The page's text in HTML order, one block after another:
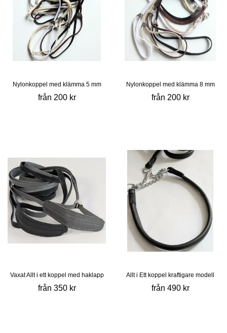
Nylonkoppel med klämma 5 mm
från 200 kr
Nylonkoppel med klämma 8 mm
från 200 kr
Vaxat Allt i ett koppel med haklapp
från 350 kr
Allt i Ett koppel kraftigare modell
från 490 kr